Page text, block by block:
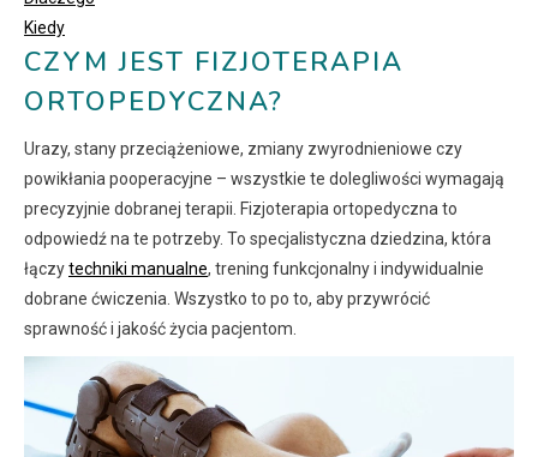
Kiedy
CZYM JEST FIZJOTERAPIA
ORTOPEDYCZNA?
Urazy, stany przeciążeniowe, zmiany zwyrodnieniowe czy
powikłania pooperacyjne – wszystkie te dolegliwości wymagają
precyzyjnie dobranej terapii. Fizjoterapia ortopedyczna to
odpowiedź na te potrzeby. To specjalistyczna dziedzina, która
łączytechniki manualne, trening funkcjonalny i indywidualnie
dobrane ćwiczenia. Wszystko to po to, aby przywrócić
sprawność i jakość życia pacjentom.